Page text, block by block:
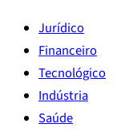
Jurídico
Financeiro
Tecnológico
Indústria
Saúde